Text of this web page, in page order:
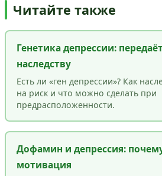
Читайте также
Генетика депрессии:
наследству
Есть ли «ген депрессии»? Как
на риск и что можно сделать при
предрасположенности.
Дофамин и депрессия:
мотивация